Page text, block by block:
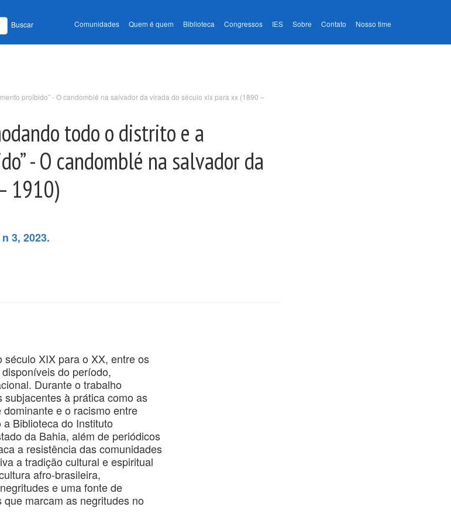
Buscar Comunidades Quem é quem Biblioteca Congressos IES Sobre Contato Nosso time
proibido” - O candomblé na salvador da virada do século xix para xx (1890 –
todo o distrito e a
- O candomblé na salvador da
1910)
3, 2023.
XIX para o XX, entre os
do período,
Durante o trabalho
à prática como as
e o racismo entre
Biblioteca do Instituto
da Bahia, além de periódicos
a resistência das comunidades
a tradição cultural e espiritual
afro-brasileira,
e uma fonte de
marcam as negritudes no